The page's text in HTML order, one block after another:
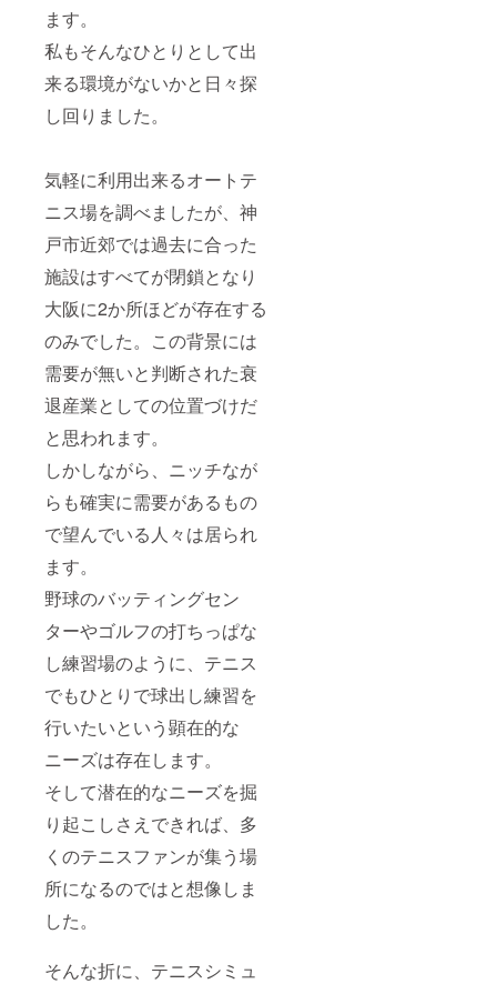
ます。
私もそんなひとりとして出
来る環境がないかと日々探
し回りました。
気軽に利用出来るオートテ
ニス場を調べましたが、神
戸市近郊では過去に合った
施設はすべてが閉鎖となり
大阪に2か所ほどが存在する
のみでした。この背景には
需要が無いと判断された衰
退産業としての位置づけだ
と思われます。
しかしながら、ニッチなが
らも確実に需要があるもの
で望んでいる人々は居られ
ます。
野球のバッティングセン
ターやゴルフの打ちっぱな
し練習場のように、テニス
でもひとりで球出し練習を
行いたいという顕在的な
ニーズは存在します。
そして潜在的なニーズを掘
り起こしさえできれば、多
くのテニスファンが集う場
所になるのではと想像しま
した。
そんな折に、テニスシミュ